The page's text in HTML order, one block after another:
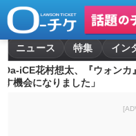
ニュース 特集 イン
Da-iCE花村想太、『ウォン
す機会になりました」